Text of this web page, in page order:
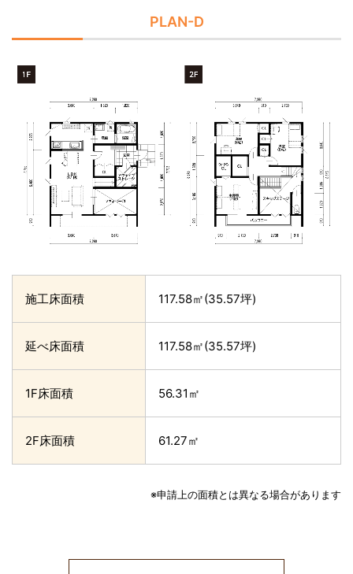
PLAN-D
施工床面積 117.58㎡(35.57坪)
延べ床面積 117.58㎡(35.57坪)
1F床面積 56.31㎡
2F床面積 61.27㎡
※申請上の面積とは異なる場合があります